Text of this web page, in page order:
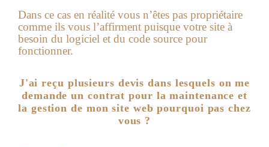
Dans ce cas en réalité vous n’êtes pas propriétaire
comme ils vous l’affirment puisque votre site à
besoin du logiciel et du code source pour
fonctionner.
J'ai reçu plusieurs devis dans lesquels on me
demande un contrat pour la maintenance et
la gestion de mon site web pourquoi pas chez
vous ?